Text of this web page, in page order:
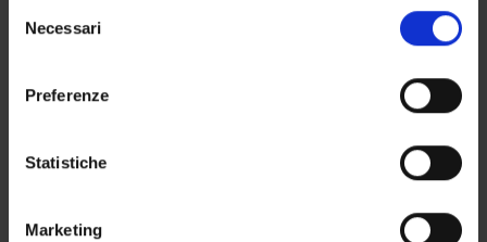
modificare o revocare il proprio consenso in qualsiasi
momento dalla Dichiarazione sui cookie o facendo clic
raccogliere informazioni sulla tua posizione
geografica, con un'approssimazione di qualche
Identificare il tuo dispositivo, scansionandolo
delNecessari
Preferenze
Statistiche
Marketing
ATTIVITÀ